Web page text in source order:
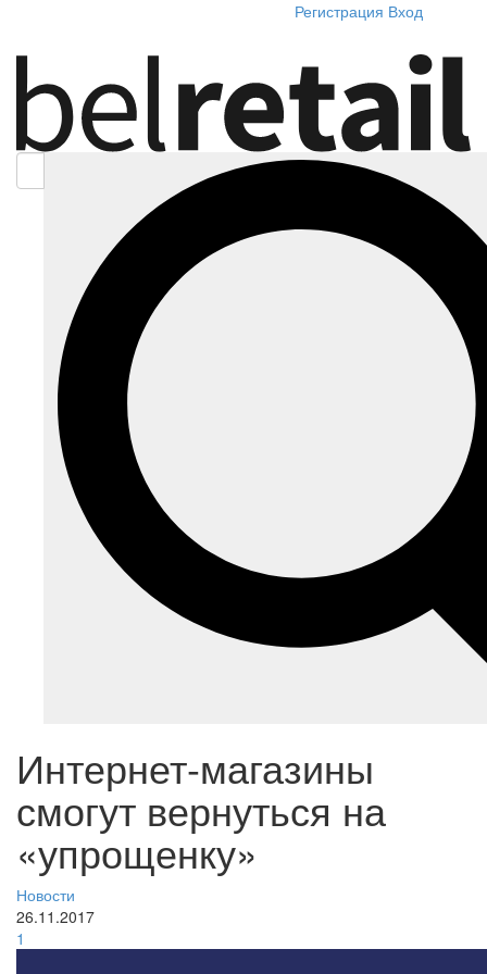
Регистрация Вход
Интернет-магазины
смогут вернуться на
«упрощенку»
Новости
26.11.2017
1